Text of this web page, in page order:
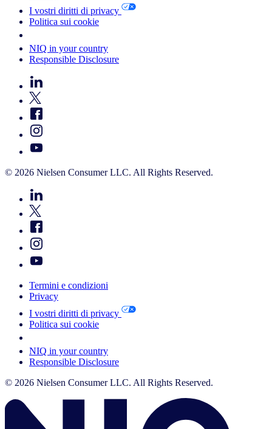
I vostri diritti di privacy
Politica sui cookie
NIQ in your country
Responsible Disclosure
© 2026 Nielsen Consumer LLC. All Rights Reserved.
Termini e condizioni
Privacy
I vostri diritti di privacy
Politica sui cookie
NIQ in your country
Responsible Disclosure
© 2026 Nielsen Consumer LLC. All Rights Reserved.